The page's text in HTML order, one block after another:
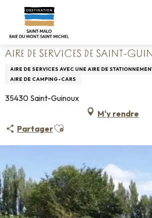
contenu
Accueil Poser ses valises
Aire de services de Saint-Guinoux
AIRE DE SERVICES DE SAINT-
AIRE DE SERVICES AVEC UNE AIRE DE
AIRE DE CAMPING-CARS
35430 Saint-Guinoux
M'y rendre
PartagerAjouter aux favoris